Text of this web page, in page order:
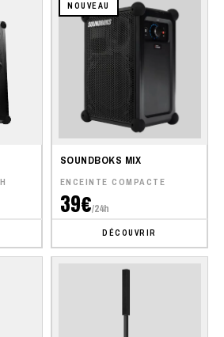
NOUVEAU
SOUNDBOKS MIX
ENCEINTE COMPACTE
39€/24h
DÉCOUVRIR